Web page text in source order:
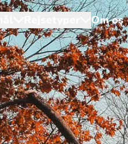
Om os